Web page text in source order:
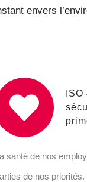
envers
santé de nos
de nos priorités.